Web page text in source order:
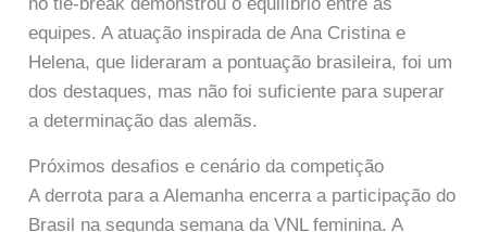
equipes. A atuação inspirada de Ana Cristina e
Helena, que lideraram a pontuação brasileira, foi um
dos destaques, mas não foi suficiente para superar
a determinação das alemãs.
Próximos desafios e cenário da competição
A derrota para a Alemanha encerra a participação do
Brasil na segunda semana da VNL feminina. A